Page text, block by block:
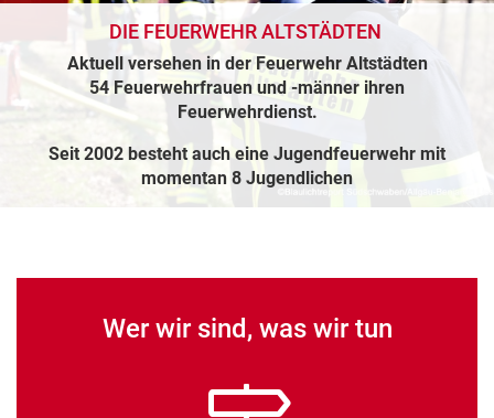
DIE FEUERWEHR ALTSTÄDTEN
Aktuell versehen in der Feuerwehr Altstädten
54 Feuerwehrfrauen und -männer ihren
Feuerwehrdienst.
Seit 2002 besteht auch eine Jugendfeuerwehr mit
momentan 8 Jugendlichen
Wer wir sind, was wir tun